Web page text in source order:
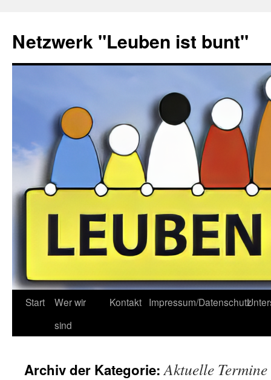
springen
Netzwerk "Leuben ist bunt"
Start
Wer wir
sind
Kontakt Impressum/Datenschutz
Archiv der Kategorie:Aktuelle Termine